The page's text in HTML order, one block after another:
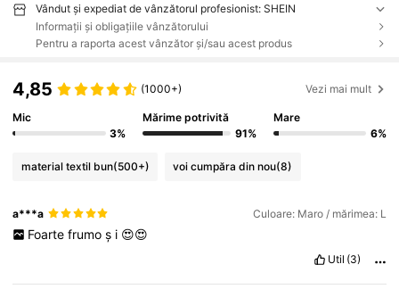
Vândut și expediat de vânzătorul profesionist: SHEIN
Informații și obligațiile vânzătorului
Pentru a raporta acest vânzător și/sau acest produs
4,85 (1000+) Vezi mai mult
Mic
3%
Mărime potrivită
91%
Mare
6%
material textil bun(500+) voi cumpăra din nou(8)
a***a Culoare: Maro / mărimea: L
Foarte frumo ș i 😍😍
Util (3)